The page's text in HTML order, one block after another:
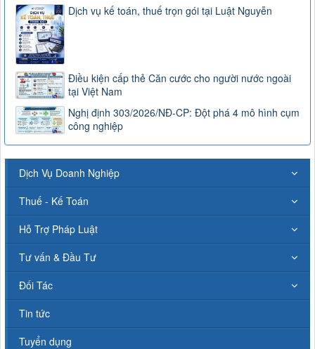
Dịch vụ kế toán, thuế trọn gói tại Luật Nguyễn
Điều kiện cấp thẻ Căn cước cho người nước ngoài
tại Việt Nam
Nghị định 303/2026/NĐ-CP: Đột phá 4 mô hình cụm
công nghiệp
Dịch Vụ Doanh Nghiệp
Thuế - Kế Toán
Hỗ Trợ Pháp Luật
Tư vấn & Đầu Tư
Đối Tác
Tin tức
Tuyển dụng